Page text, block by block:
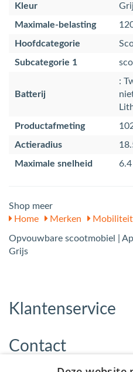
Kleur
Maximale-belasting
Hoofdcategorie
Subcategorie 1
Batterij
:
Productafmeting
Actieradius
Maximale snelheid
Shop meer
Home
Merken Mobiliteit
Opvouwbare scootmobiel |
Grijs
Klantenservice
Contact